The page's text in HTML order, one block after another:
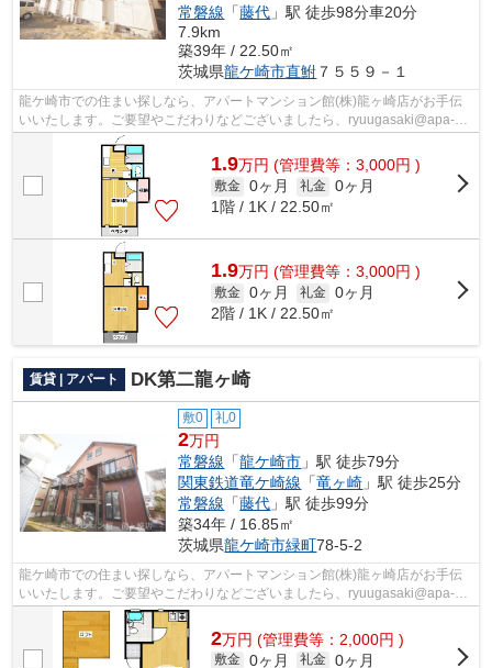
常磐線 「藤代 」駅 徒歩98分車20分
7.9km
築39年 / 22.50㎡
茨城県龍ケ崎市直鮒 ７５５９－１
龍ケ崎市での住まい探しなら、アパートマンション館(株)龍ヶ崎店がお手伝
いいたします。ご要望やこだわりなどございましたら、ryuugasaki@apa-
to.co.jpにてお申し付け下さい。お部屋探...
1.9万円 (管理費等：3,000円 )
敷金 0ヶ月 礼金 0ヶ月
1階 / 1K / 22.50㎡
1.9万円 (管理費等：3,000円 )
敷金 0ヶ月 礼金 0ヶ月
2階 / 1K / 22.50㎡
賃貸 | アパート DK第二龍ヶ崎
敷0 礼0
2万円
常磐線 「龍ケ崎市 」駅 徒歩79分
関東鉄道竜ケ崎線 「竜ヶ崎 」駅 徒歩25分
常磐線 「藤代 」駅 徒歩99分
築34年 / 16.85㎡
茨城県龍ケ崎市緑町78-5-2
龍ケ崎市での住まい探しなら、アパートマンション館(株)龍ヶ崎店がお手伝
いいたします。ご要望やこだわりなどございましたら、ryuugasaki@apa-
to.co.jpにてお申し付け下さい。お部屋探...
2万円 (管理費等：2,000円 )
敷金 0ヶ月 礼金 0ヶ月